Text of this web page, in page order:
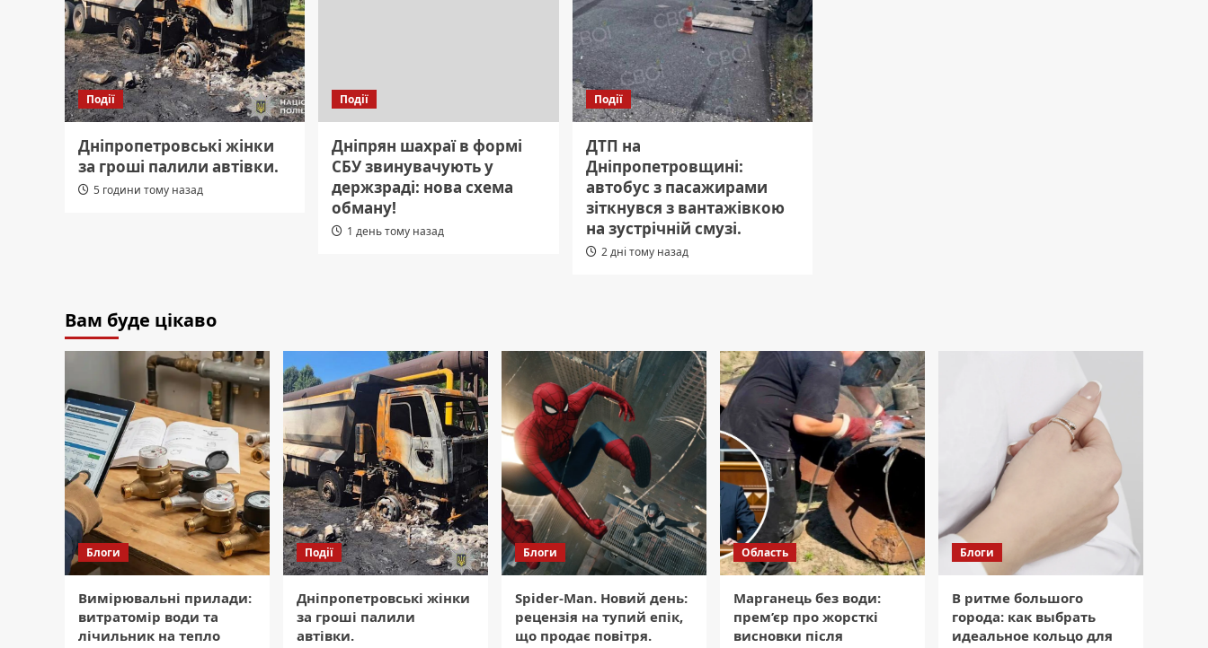
Події
Дніпропетровські жінки
за гроші палили автівки.
5 години тому назад
Події
Дніпрян шахраї в формі
СБУ звинувачують у
держзраді: нова схема
обману!
1 день тому назад
Події
ДТП на
Дніпропетровщині:
автобус з пасажирами
зіткнувся з вантажівкою
на зустрічній смузі.
2 дні тому назад
Вам буде цікаво
Блоги
Вимірювальні прилади:
витратомір води та
лічильник на тепло
Події
Дніпропетровські жінки
за гроші палили
автівки.
Блоги
Spider-Man. Новий день:
рецензія на тупий епік,
що продає повітря.
Область
Марганець без води:
прем’єр про жорсткі
висновки після
Блоги
В ритме большого
города: как выбрать
идеальное кольцо для